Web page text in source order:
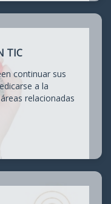
TIC
continuar sus
a la
relacionadas